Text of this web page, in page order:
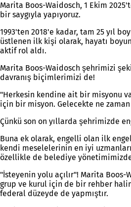
Marita Boos-Waidosch, 1 Ekim
bir saygıyla yapıyoruz.
1993'ten 2018'e kadar, tam 25 yıl
üstlenen ilk kişi olarak, hayatı
aktif rol aldı.
Marita Boos-Waidosch şehrimizi
davranış biçimlerimizi de!
"Herkesin kendine ait bir misyonu
için bir misyon. Gelecekte ne
Çünkü son on yıllarda şehrimizde
Buna ek olarak, engelli olan ilk
kendi meselelerinin en iyi
özellikle de belediye
"İsteyenin yolu açılır"! Marita
grup ve kurul için de bir rehber
federal düzeyde de yapmıştır.